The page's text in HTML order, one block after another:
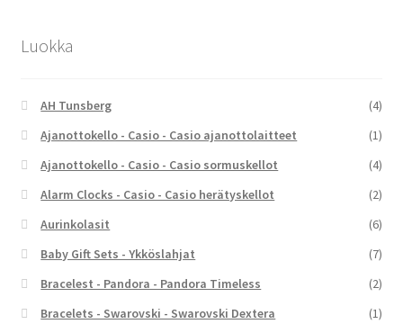
Luokka
AH Tunsberg
(4)
Ajanottokello - Casio - Casio ajanottolaitteet
(1)
Ajanottokello - Casio - Casio sormuskellot
(4)
Alarm Clocks - Casio - Casio herätyskellot
(2)
Aurinkolasit
(6)
Baby Gift Sets - Ykköslahjat
(7)
Bracelest - Pandora - Pandora Timeless
(2)
Bracelets - Swarovski - Swarovski Dextera
(1)